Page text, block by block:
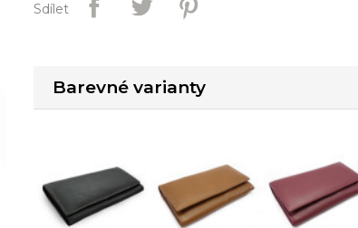
Sdílet
Barevné varianty